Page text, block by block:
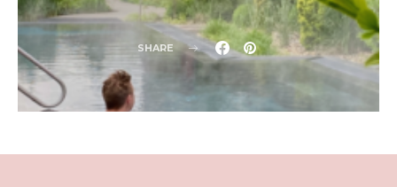
SHARE